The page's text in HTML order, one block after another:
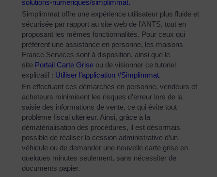
solutions-numeriques/simplimmat.
Simplimmat offre une expérience utilisateur plus fluide et
sécurisée par rapport au site web de l’ANTS, tout en
proposant les mêmes fonctionnalités. Pour ceux qui
préfèrent une assistance en personne, les maisons
France Services sont à disposition, ainsi que le
site Portail Carte Grise ou de visionner ce tutoriel
explicatif : Utiliser l’application #Simplimmat.
En effectuant ces démarches en personne, vendeurs et
acheteurs minimisent les risques d’erreur lors de la
saisie des informations de vente, ce qui évite tout
problème fiscal ultérieur. Ainsi, grâce à la
dématérialisation des procédures, il est désormais
possible de réaliser la cession administrative d’un
véhicule ou de demander une nouvelle carte grise en
quelques minutes seulement, sans nécessiter de
documents papier.